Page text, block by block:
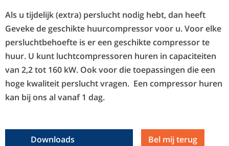
Als u tijdelijk (extra) perslucht nodig hebt, dan heeft
Geveke de geschikte huurcompressor voor u. Voor elke
persluchtbehoefte is er een geschikte compressor te
huur. U kunt luchtcompressoren huren in capaciteiten
van 2,2 tot 160 kW. Ook voor die toepassingen die een
hoge kwaliteit perslucht vragen. Een compressor huren
kan bij ons al vanaf 1 dag.
Bel mij terug